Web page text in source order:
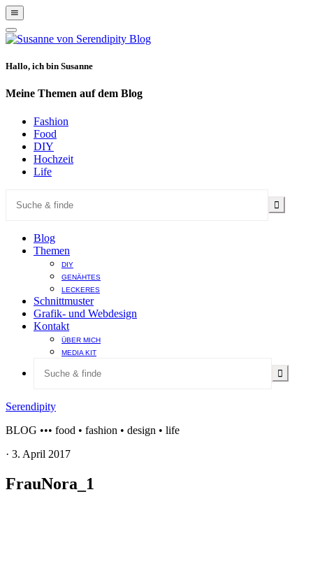
Show
Offscreen
Content
Hide
Offscreen
Hallo, ich bin Susanne
Meine Themen auf dem Blog
Fashion
Food
DIY
Hochzeit
Life
Blog
Themen
DIY
GENÄHTES
LECKERES
Schnittmuster
Grafik- und Webdesign
Kontakt
ÜBER MICH
MEDIA KIT
Serendipity
BLOG ••• food • fashion • design • life
· 3. April 2017
FrauNora_1